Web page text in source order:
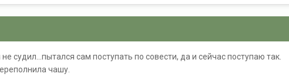
судил...пытался сам поступать по совести, да и сейчас поступаю так.
чашу.